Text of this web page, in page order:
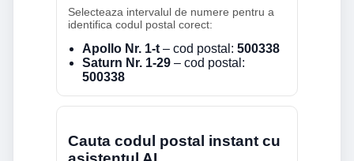
Selecteaza intervalul de numere pentru a
identifica codul postal corect:
Apollo Nr. 1-t – cod postal: 500338
Saturn Nr. 1-29 – cod postal:
500338
Cauta codul postal instant cu